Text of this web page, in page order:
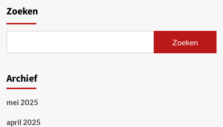
in
Zoeken
Zoeken
Archief
mei 2025
april 2025